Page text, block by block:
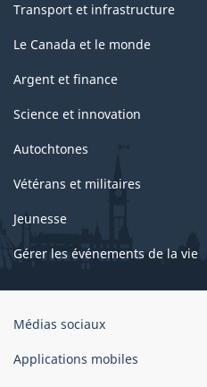
Transport et infrastructure
Le Canada et le monde
Argent et finance
Science et innovation
Autochtones
Vétérans et militaires
Jeunesse
Gérer les événements de la vie
Organisation
gouvernement
Médias sociaux
Applications mobiles